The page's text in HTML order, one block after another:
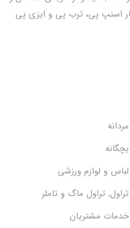
اسنپ پی، ترب پی و ایزی پی
مردانه
بچگانه
لباس و لوازم ورزشی
تراول, تراول ماگ و تاملر
خدمات مشتریان